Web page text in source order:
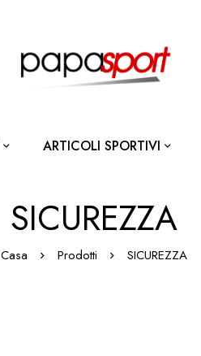
ARTICOLI SPORTIVI
SICUREZZA
Casa Prodotti SICUREZZA